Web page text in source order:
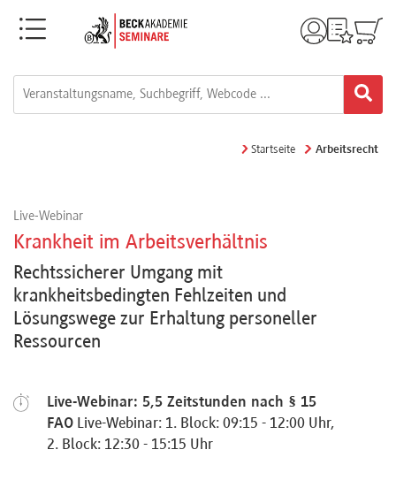
Menü
e-
Learnings
Referenten
Startseite Arbeitsrecht
Live-Webinar
Krankheit im Arbeitsverhältnis
Rechtssicherer Umgang mit
krankheitsbedingten Fehlzeiten und
Lösungswege zur Erhaltung personeller
Ressourcen
Live-Webinar: 5,5 Zeitstunden nach § 15
FAO Live-Webinar: 1. Block: 09:15 - 12:00 Uhr,
2. Block: 12:30 - 15:15 Uhr